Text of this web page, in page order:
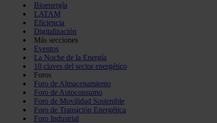
Bioenergía
LATAM
Eficiencia
Digitalización
Más secciones
Eventos
La Noche de la Energía
10 claves del sector energético
Foros
Foro de Almacenamiento
Foro de Autoconsumo
Foro de Movilidad Sostenible
Foro de Transición Energética
Foro Industrial